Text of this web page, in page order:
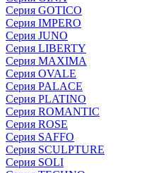
Серия GOTICO
Серия IMPERO
Серия JUNO
Серия LIBERTY
Серия MAXIMA
Серия OVALE
Серия PALACE
Серия PLATINO
Серия ROMANTIC
Серия ROSE
Серия SAFFO
Серия SCULPTURE
Серия SOLI